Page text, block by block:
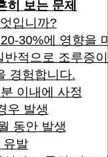
히 보는 문제
입니까?
30%에 영향을
적으로 조루증
경험합니다.
이내에 사정
우 발생
동안 발생
유발